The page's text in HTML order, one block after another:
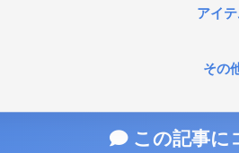
アイ
その
この記事に